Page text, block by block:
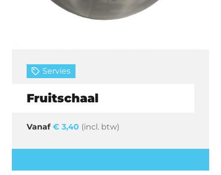
Servies
Fruitschaal
€ 3,40 (incl. btw)